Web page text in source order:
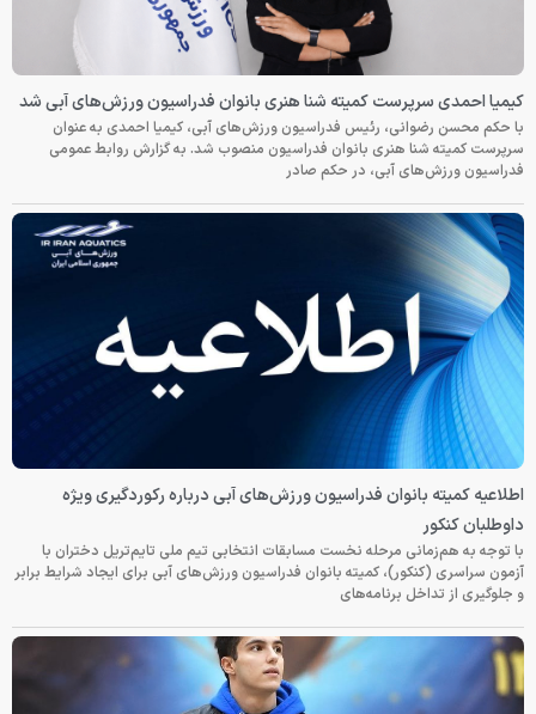
کیمیا احمدی سرپرست کمیته شنا هنری بانوان فدراسیون ورزش‌های آبی شد
با حکم محسن رضوانی، رئیس فدراسیون ورزش‌های آبی، کیمیا احمدی به عنوان
سرپرست کمیته شنا هنری بانوان فدراسیون منصوب شد. به گزارش روابط عمومی
فدراسیون ورزش‌های آبی، در حکم صادر
اطلاعیه کمیته بانوان فدراسیون ورزش‌های آبی درباره رکوردگیری ویژه
داوطلبان کنکور
با توجه به هم‌زمانی مرحله نخست مسابقات انتخابی تیم ملی تایم‌تریل دختران با
آزمون سراسری (کنکور)، کمیته بانوان فدراسیون ورزش‌های آبی برای ایجاد شرایط برابر
و جلوگیری از تداخل برنامه‌های